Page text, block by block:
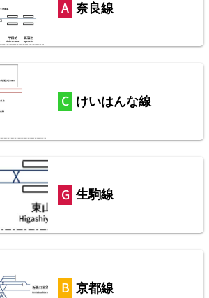
中央本線（東京～塩尻）
奈良線
けいはんな線
生駒線
京都線